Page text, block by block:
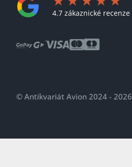
4.7 zákaznické recenze
© Antikvariát Avion 2024 - 2026